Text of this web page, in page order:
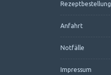
Rezeptbestellung
Anfahrt
Notfälle
Impressum